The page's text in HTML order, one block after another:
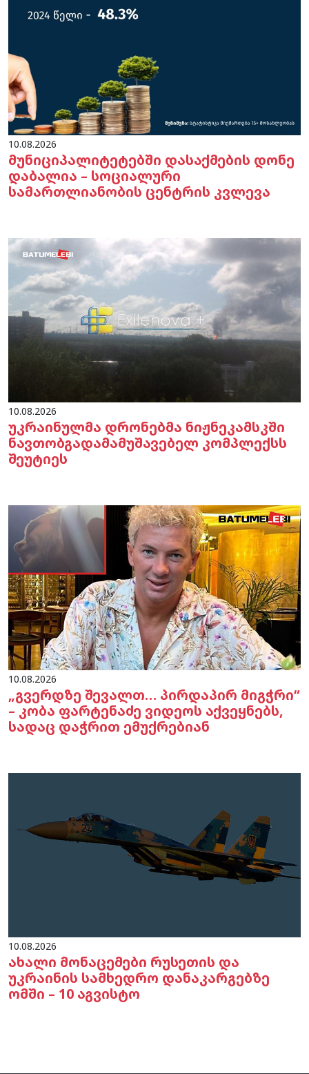
10.08.2026
მუნიციპალიტეტებში დასაქმების დონე
დაბალია – სოციალური
სამართლიანობის ცენტრის კვლევა
10.08.2026
უკრაინულმა დრონებმა ნიჟნეკამსკში
ნავთობგადამამუშავებელ კომპლექსს
შეუტიეს
10.08.2026
„გვერდზე შევალთ… პირდაპირ მიგჭრი“
– კობა ფარტენაძე ვიდეოს აქვეყნებს,
სადაც დაჭრით ემუქრებიან
10.08.2026
ახალი მონაცემები რუსეთის და
უკრაინის სამხედრო დანაკარგებზე
ომში – 10 აგვისტო